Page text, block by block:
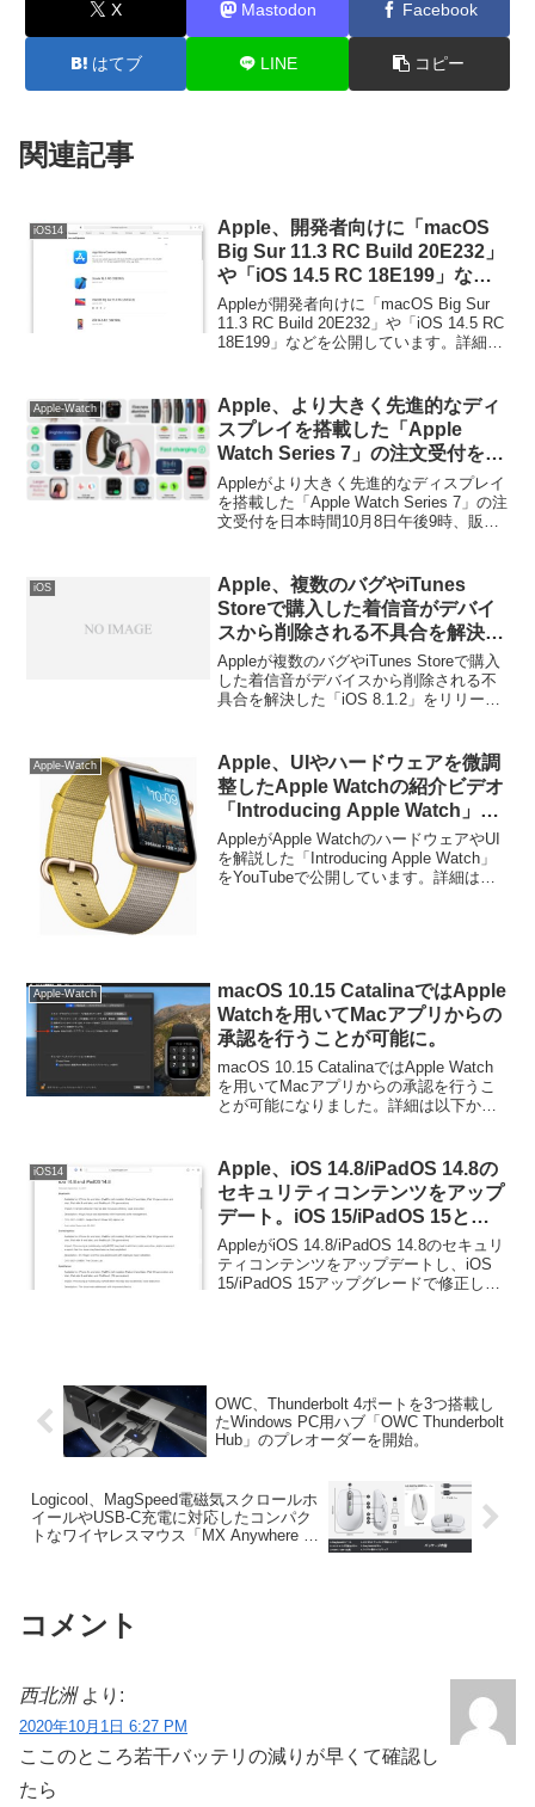
X Mastodon Facebook
はてブ LINE コピー
関連記事
iOS14
Apple、開発者向けに「macOS
Big Sur 11.3 RC Build 20E232」
や「iOS 14.5 RC 18E199」など
を公開。iOS 14.5は来週から提供
を開始。
Appleが開発者向けに「macOS Big Sur
11.3 RC Build 20E232」や「iOS 14.5 RC
18E199」などを公開しています。詳細は
Apple-Watch
Apple、より大きく先進的なディ
スプレイを搭載した「Apple
Watch Series 7」の注文受付を日
本時間10月8日午後9時、販売を
10月15日から開始。
Appleがより大きく先進的なディスプレイ
を搭載した「Apple Watch Series 7」の注
文受付を日本時間10月8日午後9時、販売
iOS
Apple、複数のバグやiTunes
Storeで購入した着信音がデバイ
スから削除される不具合を解決し
た「iOS 8.1.2」をリリース。
Appleが複数のバグやiTunes Storeで購入
した着信音がデバイスから削除される不
具合を解決した「iOS 8.1.2」をリリース
Apple-Watch
Apple、UIやハードウェアを微調
整したApple Watchの紹介ビデオ
「Introducing Apple Watch」を
公開。
AppleがApple WatchのハードウェアやUI
を解説した「Introducing Apple Watch」
をYouTubeで公開しています。詳細は以
Apple-Watch
macOS 10.15 CatalinaではApple
Watchを用いてMacアプリからの
承認を行うことが可能に。
macOS 10.15 CatalinaではApple Watch
を用いてMacアプリからの承認を行うこ
とが可能になりました。詳細は以下か
iOS14
Apple、iOS 14.8/iPadOS 14.8の
セキュリティコンテンツをアップ
デート。iOS 15/iPadOS 15と同
じ脆弱性を複数修正。
AppleがiOS 14.8/iPadOS 14.8のセキュリ
ティコンテンツをアップデートし、iOS
15/iPadOS 15アップグレードで修正した
OWC、Thunderbolt 4ポートを3つ搭載し
たWindows PC用ハブ「OWC Thunderbolt
Hub」のプレオーダーを開始。
Logicool、MagSpeed電磁気スクロールホ
イールやUSB-C充電に対応したコンパク
トなワイヤレスマウス「MX Anywhere 3
コメント
西北洲 より:
2020年10月1日 6:27 PM
ここのところ若干バッテリの減りが早くて確認し
たら